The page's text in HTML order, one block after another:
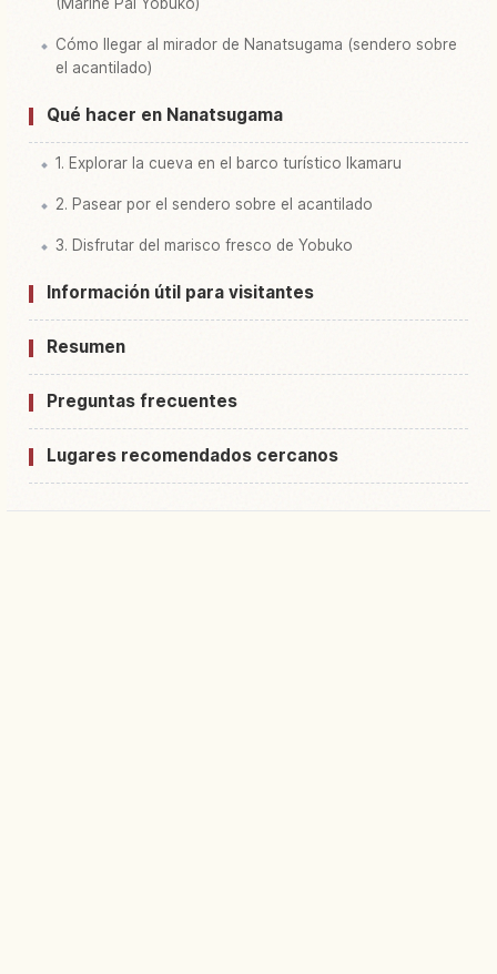
Cómo llegar al mirador de Nanatsugama (sendero sobre
el acantilado)
Qué hacer en Nanatsugama
1. Explorar la cueva en el barco turístico Ikamaru
2. Pasear por el sendero sobre el acantilado
3. Disfrutar del marisco fresco de Yobuko
Información útil para visitantes
Resumen
Preguntas frecuentes
Lugares recomendados cercanos